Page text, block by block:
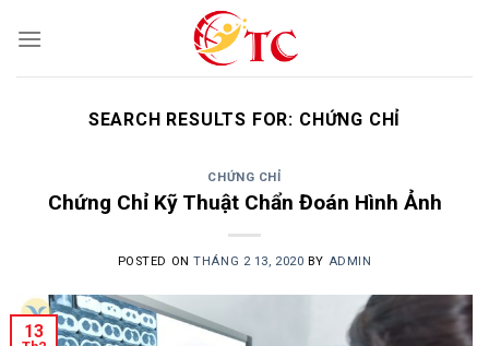
SEARCH RESULTS FOR: CHỨNG CHỈ
CHỨNG CHỈ
Chứng Chỉ Kỹ Thuật Chẩn Đoán Hình Ảnh
POSTED ONTHÁNG 2 13, 2020 BY ADMIN
13